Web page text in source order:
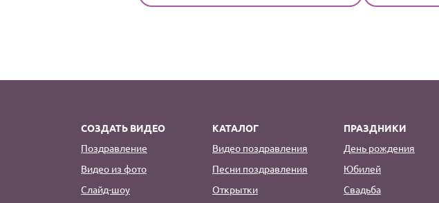
СОЗДАТЬ ВИДЕО
Поздравление
Видео из фото
Слайд-шоу
КАТАЛОГ
Видео поздравления
Песни поздравления
Открытки
ПРАЗДНИКИ
День рождения
Юбилей
Свадьба